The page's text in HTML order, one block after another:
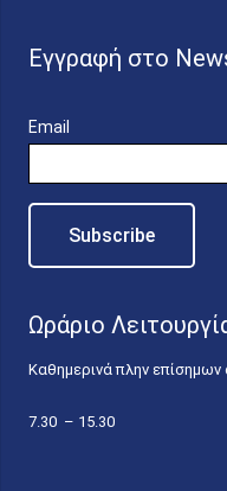
Εγγραφή στο
Email
Ωράριο
Καθημερινά πλην επίσημων
7.30 – 15.30